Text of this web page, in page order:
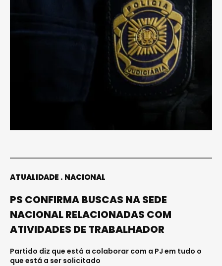
ATUALIDADE NACIONAL
PS CONFIRMA BUSCAS NA SEDE
NACIONAL RELACIONADAS COM
ATIVIDADES DE TRABALHADOR
Partido diz que está a colaborar com a PJ em tudo o
que está a ser solicitado